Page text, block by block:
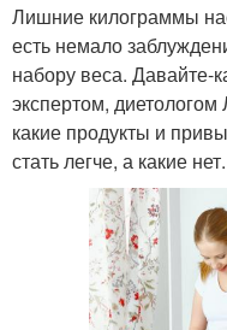
Лишние килограммы
есть немало
набору веса.
экспертом,
какие продукты и
стать легче, а какие нет.